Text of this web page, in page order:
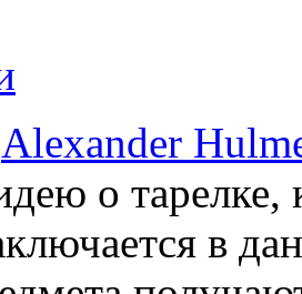
Alexander
о тарелке,
в